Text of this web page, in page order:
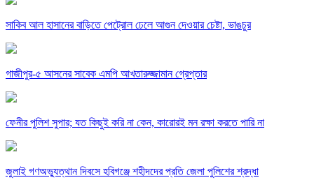
সাকিব আল হাসানের বাড়িতে পেট্রোল ঢেলে আগুন দেওয়ার চেষ্টা, ভাঙচুর
গাজীপুর-৫ আসনের সাবেক এমপি আখতারুজ্জামান গ্রেপ্তার
ফেনীর পুলিশ সুপার; যত কিছুই করি না কেন, কারোরই মন রক্ষা করতে পারি না
জুলাই গণঅভ্যুত্থান দিবসে হবিগঞ্জে শহীদদের প্রতি জেলা পুলিশের শ্রদ্ধা